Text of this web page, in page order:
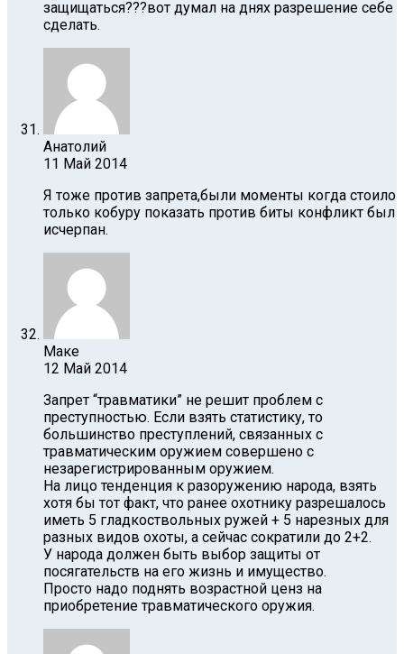
защищаться???вот думал на днях разрешение себе
сделать.
Анатолий
11 Май 2014
Я тоже против запрета,были моменты когда стоило
только кобуру показать против биты конфликт был
исчерпан.
Маке
12 Май 2014
Запрет “травматики” не решит проблем с
преступностью. Если взять статистику, то
большинство преступлений, связанных с
травматическим оружием совершено с
незарегистрированным оружием.
На лицо тенденция к разоружению народа, взять
хотя бы тот факт, что ранее охотнику разрешалось
иметь 5 гладкоствольных ружей + 5 нарезных для
разных видов охоты, а сейчас сократили до 2+2.
У народа должен быть выбор защиты от
посягательств на его жизнь и имущество.
Просто надо поднять возрастной ценз на
приобретение травматического оружия.